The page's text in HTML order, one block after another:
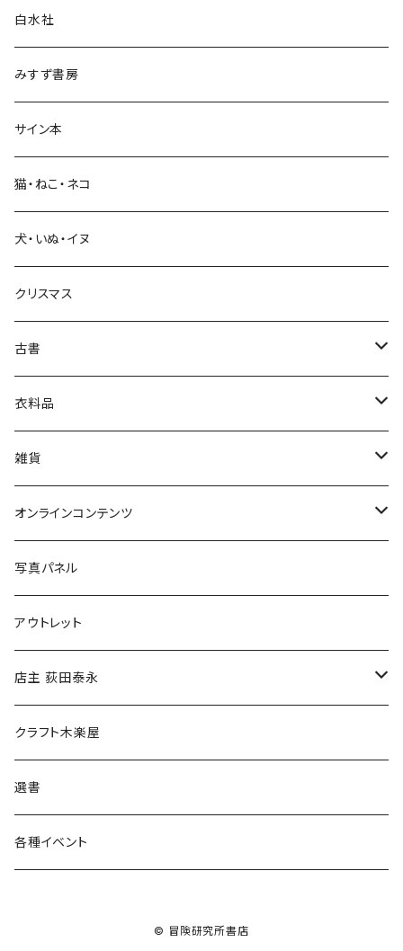
生活・暮らし
芸術・絵画・写真
絵本・児童書
娯楽・エンターテインメント
白水社
みすず書房
サイン本
猫・ねこ・ネコ
犬・いぬ・イヌ
クリスマス
古書
古書セット
美術
衣料品
POLEWARDS
Tシャツ
雑貨
バッグ
ブックカバー
マグカップ
傘
食料品
その他
オンラインコンテンツ
冒険クロストーク
写真パネル
アウトレット
店主 荻田泰永
書籍
ウェア
クラフト木楽屋
選書
各種イベント
© 冒険研究所書店